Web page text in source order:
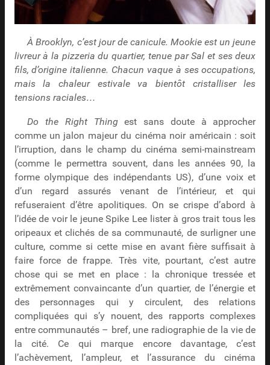
À Brooklyn, c’est jour de canicule. Mookie est un jeune
livreur à la pizzeria du quartier, tenue par Sal et ses deux
fils, d’origine italienne. Chacun vaque à ses occupations,
mais la chaleur estivale va bientôt cristalliser les
tensions raciales…
Do the Right Thingest sans doute à approcher
comme un jalon majeur du cinéma noir américain : soit
l’irruption, dans le champ du cinéma semi-mainstream
(comme le permettra souvent, dans les années 90, la
forme olympique des indépendants US), d’une voix et
d’un regard assurés venant de l’intérieur, et qui
refuseraient d’être apolitiques. On se crispe d’abord à
l’idée de voir le jeune Spike Lee lister à gros trait tous les
oripeaux et clichés de sa communauté, de surligner une
culture, comme si cette mise en avant fière suffisait à
faire force de frappe. Très vite, pourtant, c’est autre
chose qui se met en place : la chronique tressée et
extrêmement convaincante d’un quartier, de l’énergie et
des personnages qui y circulent, des relations
compliquées qui s’y nouent, des rapports complexes
entre communautés – bref, une radiographie de la vie de
la cité. Ce qui marque encore davantage, c’est
l’achèvement, l’ampleur, et l’assurance du cinéma